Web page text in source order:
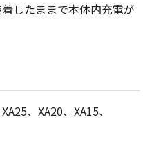
したままで本体内充電が
、XA20、XA15、